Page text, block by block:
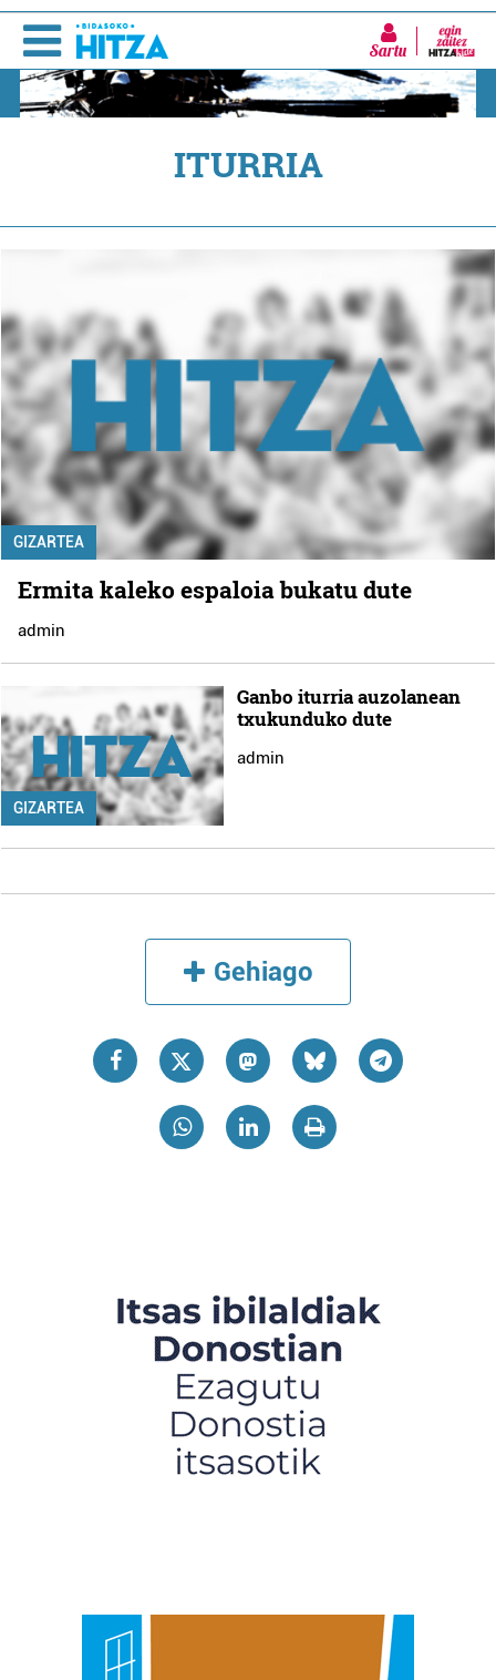
Sartu
ITURRIA
GIZARTEA
Ermita kaleko espaloia bukatu dute
admin
GIZARTEA
Ganbo iturria auzolanean
txukunduko dute
admin
Gehiago